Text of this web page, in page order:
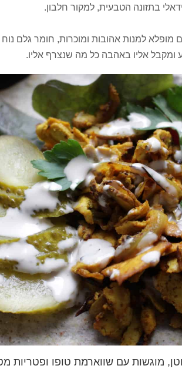
בתזונה הטבעית, למקור חלבון.
מופלא למנות אהובות ומוכרות, חומר גלם
אליו באהבה כל מה שנצרף אליו.
מוגשות עם שווארמת טופו ופטריות